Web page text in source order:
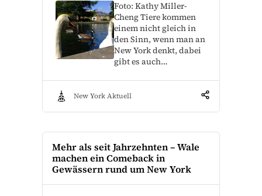
Foto: Kathy Miller-
Cheng Tiere kommen
einem nicht gleich in
den Sinn, wenn man an
New York denkt, dabei
gibt es auch…
New York Aktuell
Mehr als seit Jahrzehnten – Wale
machen ein Comeback in
Gewässern rund um New York